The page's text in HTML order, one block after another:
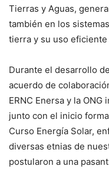
Tierras y Aguas,
también en los
tierra y su uso
Durante el desarrollo
acuerdo de
ERNC Enersa y la
junto con el inicio
Curso Energía Solar,
diversas etnias de
postularon a una